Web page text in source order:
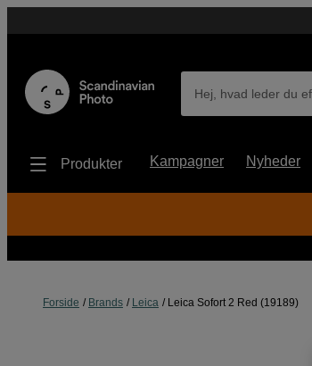
Hej, hvad leder du
Produkter Kampagner Nyheder
Forside Brands Leica Leica Sofort 2 Red (19189)